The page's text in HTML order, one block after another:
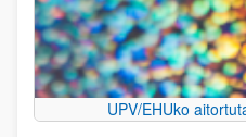
UPV/EHUko